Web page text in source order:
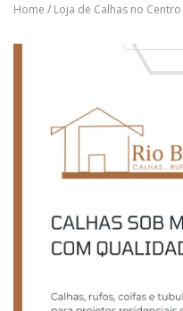
Home / Loja de Calhas no Centro